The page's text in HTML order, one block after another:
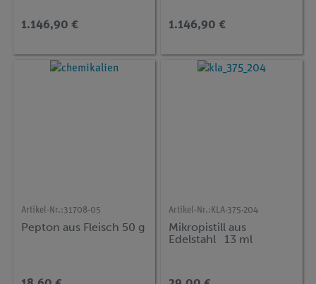
1.146,90 €
Elektrophoresekammer
1.146,90 €
Artikel-Nr.:31708-05
Pepton aus Fleisch 50 g
Artikel-Nr.: KLA-375-204
Mikropistill aus
Edelstahl 13 ml